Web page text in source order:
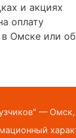
и акциях
оплату
Омске или
— Омск,